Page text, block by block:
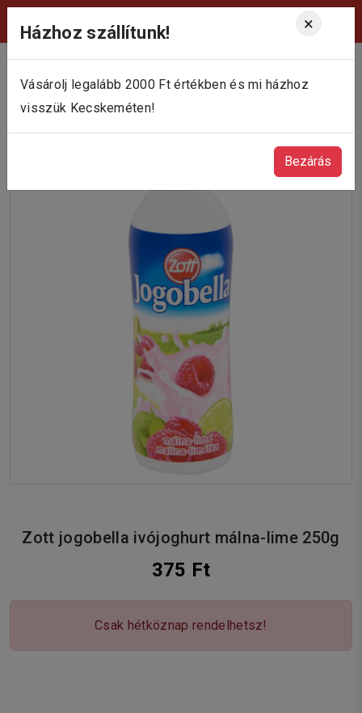
Házhoz szállítunk! ×
Vásárolj legalább 2000 Ft értékben és mi házhoz
visszük Kecskeméten!
Bezárás
Viktória Pékség Kecskemét
Zott jogobella ivójoghurt málna-lime 250g
375 Ft
Csak hétköznap rendelhetsz!